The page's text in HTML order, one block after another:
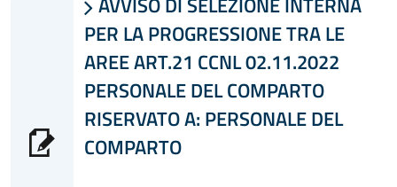

PER LA PROGRESSIONE TRA LE
AREE ART.21 CCNL 02.11.2022
PERSONALE DEL COMPARTO
RISERVATO A: PERSONALE DEL
COMPARTO